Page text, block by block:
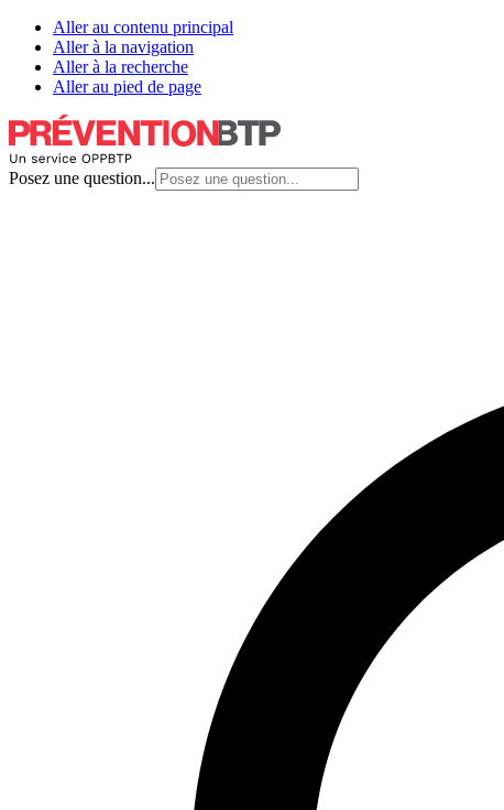
Aller au contenu principal
Aller à la navigation
Aller à la recherche
Aller au pied de page
Posez une question...